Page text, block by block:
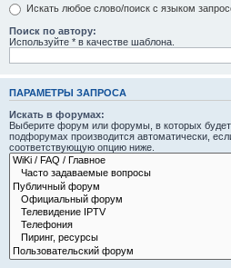
Искать любое слово/поиск с языком
Поиск по автору:
Используйте * в качестве шаблона.
ПАРАМЕТРЫ ЗАПРОСА
Искать в форумах:
Выберите форум или форумы, в которых
подфорумах производится автоматически,
соответствующую опцию ниже.